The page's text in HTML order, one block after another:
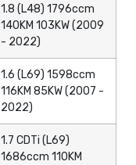
1.8 (L48) 1796ccm
140KM 103KW (2009
- 2022)
1.6 (L69) 1598ccm
116KM 85KW (2007 -
2022)
1.7 CDTi (L69)
1686ccm 110KM